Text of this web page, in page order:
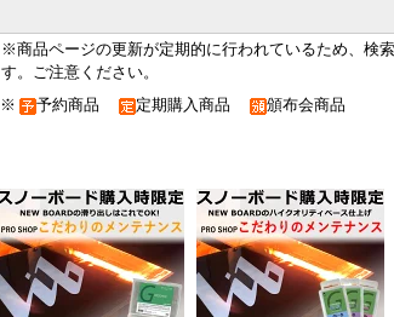
※商品ページの更新が定期的に行われているため、検
す。ご注意ください。
※ 予約商品 定期購入商品 頒布会商品